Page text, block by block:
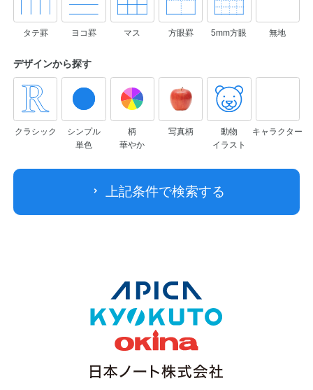
タテ罫 ヨコ罫 マス 方眼罫 5mm方眼 無地
デザインから探す
クラシック
シンプル
単色
柄
華やか
写真柄
動物
イラスト
キャラクター
上記条件で検索する